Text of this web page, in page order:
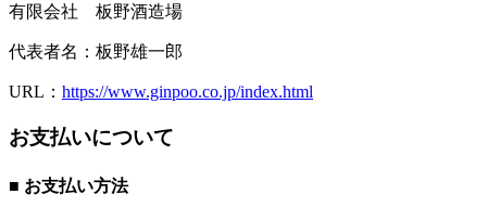
有限会社 板野酒造場
代表者名： 板野雄一郎
URL： https://www.ginpoo.co.jp/index.html
お支払いについて
■ お支払い方法